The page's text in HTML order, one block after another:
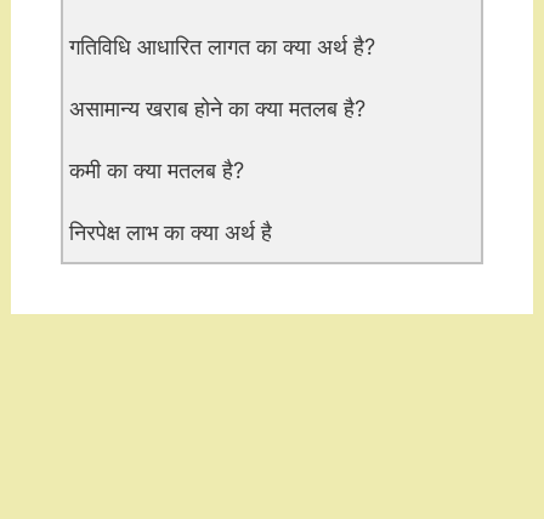
गतिविधि आधारित लागत का क्या अर्थ है?
असामान्य खराब होने का क्या मतलब है?
कमी का क्या मतलब है?
निरपेक्ष लाभ का क्या अर्थ है